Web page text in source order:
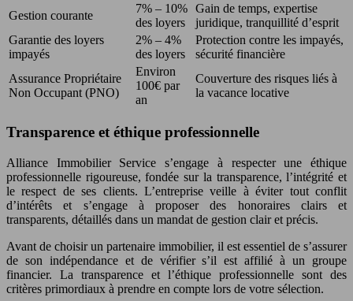
Gestion courante
7% – 10%
des loyers
Gain de temps, expertise
juridique, tranquillité d’esprit
Garantie des loyers
impayés
2% – 4%
des loyers
Protection contre les impayés,
sécurité financière
Assurance Propriétaire
Non Occupant (PNO)
Environ
100€ par
an
Couverture des risques liés à
la vacance locative
Transparence et éthique professionnelle
Alliance Immobilier Service s’engage à respecter une éthique
professionnelle rigoureuse, fondée sur la transparence, l’intégrité et
le respect de ses clients. L’entreprise veille à éviter tout conflit
d’intérêts et s’engage à proposer des honoraires clairs et
transparents, détaillés dans un mandat de gestion clair et précis.
Avant de choisir un partenaire immobilier, il est essentiel de s’assurer
de son indépendance et de vérifier s’il est affilié à un groupe
financier. La transparence et l’éthique professionnelle sont des
critères primordiaux à prendre en compte lors de votre sélection.